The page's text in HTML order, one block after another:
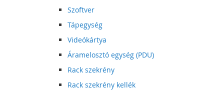
Szoftver
Tápegység
Videókártya
Áramelosztó egység (PDU)
Rack szekrény
Rack szekrény kellék